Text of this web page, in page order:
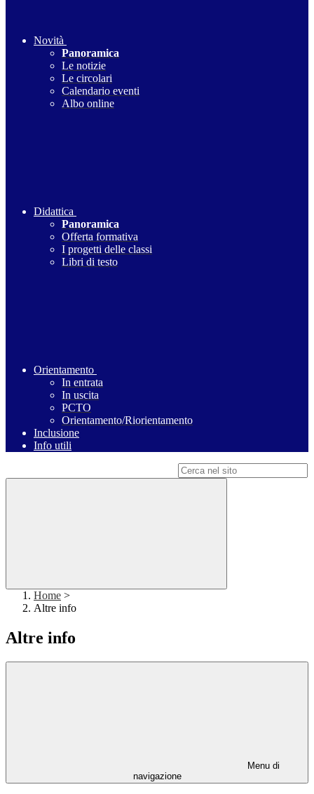
Novità
Panoramica
Le notizie
Le circolari
Calendario eventi
Albo online
Didattica
Panoramica
Offerta formativa
I progetti delle classi
Libri di testo
Orientamento
In entrata
In uscita
PCTO
Orientamento/Riorientamento
Inclusione
Info utili
Home >
Altre info
Altre info
Menu di
navigazione